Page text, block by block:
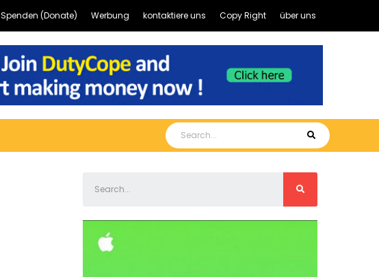
Spenden (Donate) Werbung kontaktiere uns Copy Right über uns